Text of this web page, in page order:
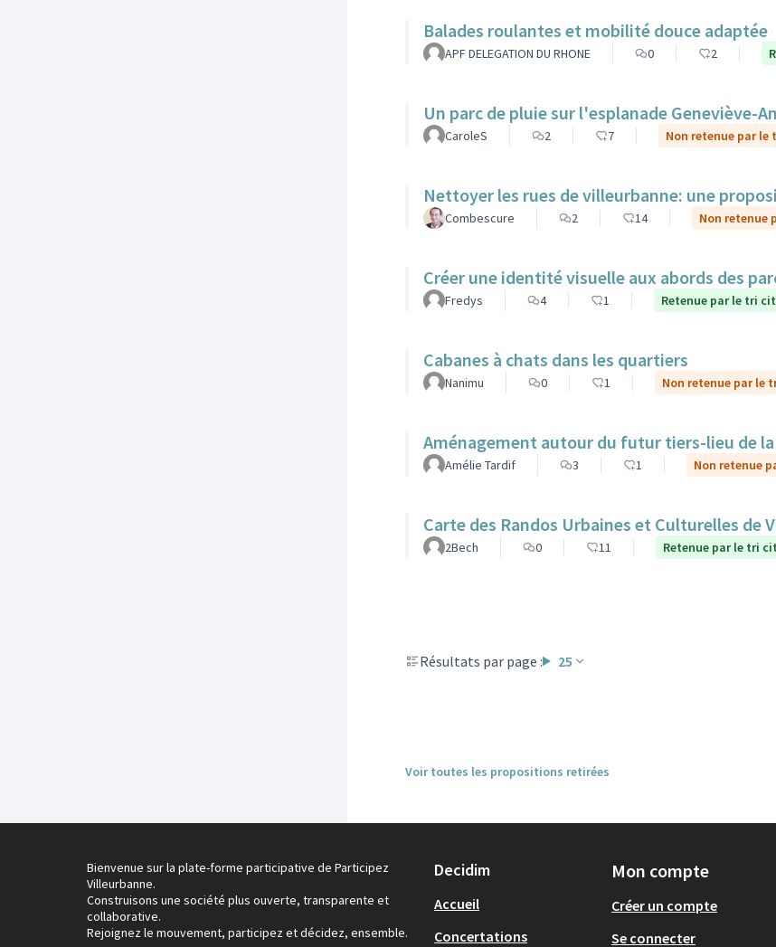
Balades roulantes et mobilité douce adaptée
APF DELEGATION DU RHONE 0 2
Un parc de pluie sur l'esplanade Geneviève-
CaroleS 2 7 Non retenue par le
Nettoyer les rues de villeurbanne: une
Combescure 2 14 Non retenue
Créer une identité visuelle aux abords des
Fredys 4 1 Retenue par le tri
Cabanes à chats dans les quartiers
Nanimu 0 1 Non retenue par le
Aménagement autour du futur tiers-lieu de
Amélie Tardif 3 1 Non retenue
Carte des Randos Urbaines et Culturelles de
2Bech 0 11 Retenue par le tri
Résultats par page : 25
Voir toutes les propositions retirées
Bienvenue sur la plate-forme participative de Participez
Villeurbanne.
Construisons une société plus ouverte, transparente et
collaborative.
Rejoignez le mouvement, participez et décidez, ensemble.
Decidim
Accueil
Concertations
Mon compte
Créer un compte
Se connecter